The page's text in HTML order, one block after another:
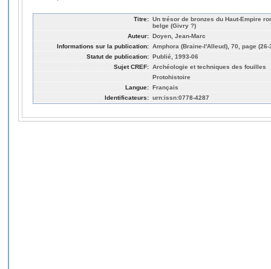
Titre: Un trésor de bronzes du Haut-Empire
belge (Givry ?)
Auteur: Doyen, Jean-Marc
Informations sur la publication: Amphora (Braine-l'Alleud), 70, page (26-
Statut de publication: Publié, 1993-06
Sujet CREF: Archéologie et techniques des fouilles
Protohistoire
Langue: Français
Identificateurs: urn:issn:0778-4287